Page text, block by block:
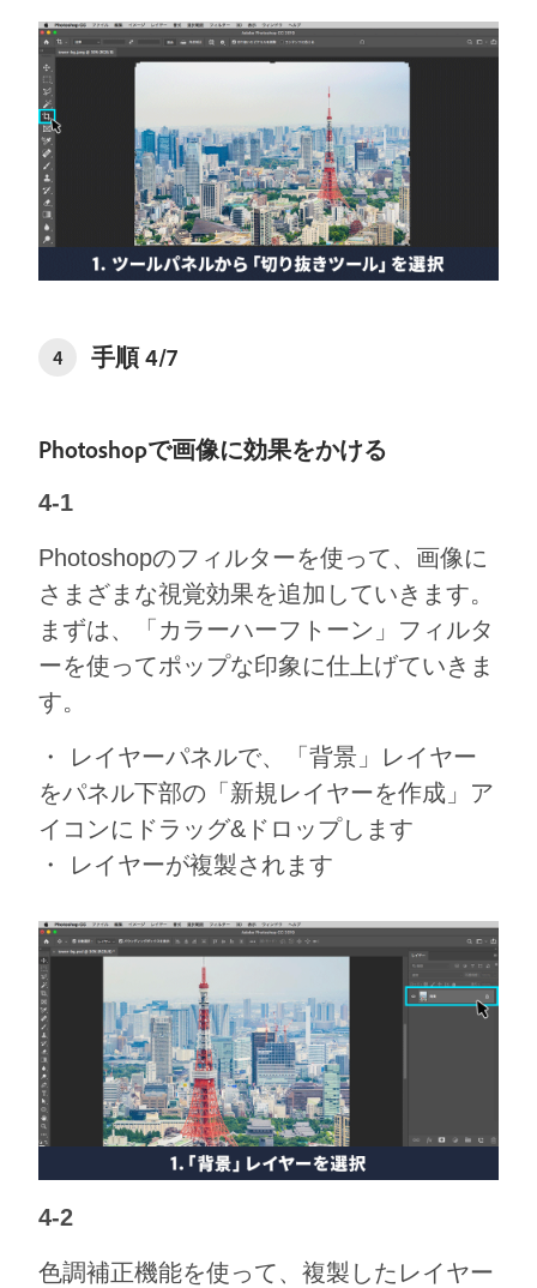
4 ⼿順 4/7
Photoshopで画像に効果をかける
4-1
Photoshopのフィルターを使って、画像に
さまざまな視覚効果を追加していきます。
まずは、「カラーハーフトーン」フィルタ
ーを使ってポップな印象に仕上げていきま
す。
・ レイヤーパネルで、「背景」レイヤー
をパネル下部の「新規レイヤーを作成」ア
イコンにドラッグ&ドロップします
・ レイヤーが複製されます
4-2
色調補正機能を使って、複製したレイヤー